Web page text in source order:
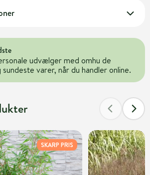
udvælger med omhu de
varer, når du handler online.
SKARP PRIS